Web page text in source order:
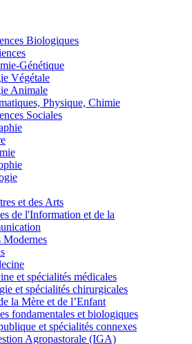
Biologiques
Génétique
Végétale
Animale
Physique, Chimie
Sociales
et des Arts
de l'Information et de la
Modernes
et spécialités médicales
et spécialités chirurgicales
la Mère et de l’Enfant
fondamentales et biologiques
et spécialités connexes
Agropastorale (IGA)